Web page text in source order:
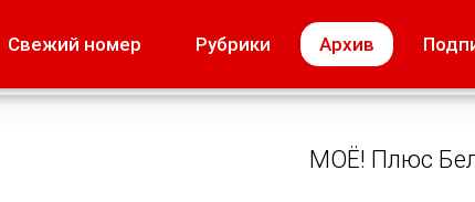
Свежий номер Рубрики Архив
Лето наших читателей
МОЁ! Плюс Липецк
Образование + карьера
МОЁ! Плюс